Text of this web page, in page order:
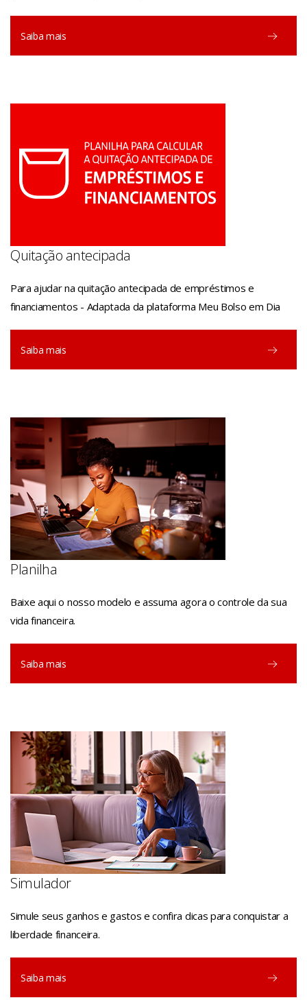
Saiba mais
Quitação antecipada
Para ajudar na quitação antecipada de empréstimos e
financiamentos - Adaptada da plataforma Meu Bolso em Dia
Saiba mais
Planilha
Baixe aqui o nosso modelo e assuma agora o controle da sua
vida financeira.
Saiba mais
Simulador
Simule seus ganhos e gastos e confira dicas para conquistar a
liberdade financeira.
Saiba mais